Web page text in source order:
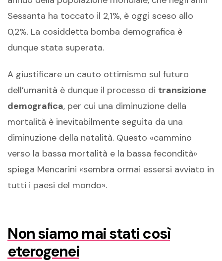
Sessanta ha toccato il 2,1%, è oggi sceso allo
0,2%. La cosiddetta bomba demografica è
dunque stata superata.
A giustificare un cauto ottimismo sul futuro
dell’umanità è dunque il processo di transizione
demografica, per cui una diminuzione della
mortalità è inevitabilmente seguita da una
diminuzione della natalità. Questo «cammino
verso la bassa mortalità e la bassa fecondità»
spiega Mencarini «sembra ormai essersi avviato in
tutti i paesi del mondo».
Non siamo mai stati così
eterogenei